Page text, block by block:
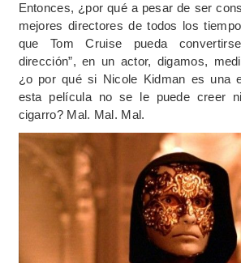
Entonces, ¿por qué a pesar de ser
mejores directores de todos los
que Tom Cruise pueda
dirección”, en un actor, digamos,
¿o por qué si Nicole Kidman es una
esta película no se le puede creer
cigarro? Mal. Mal. Mal.